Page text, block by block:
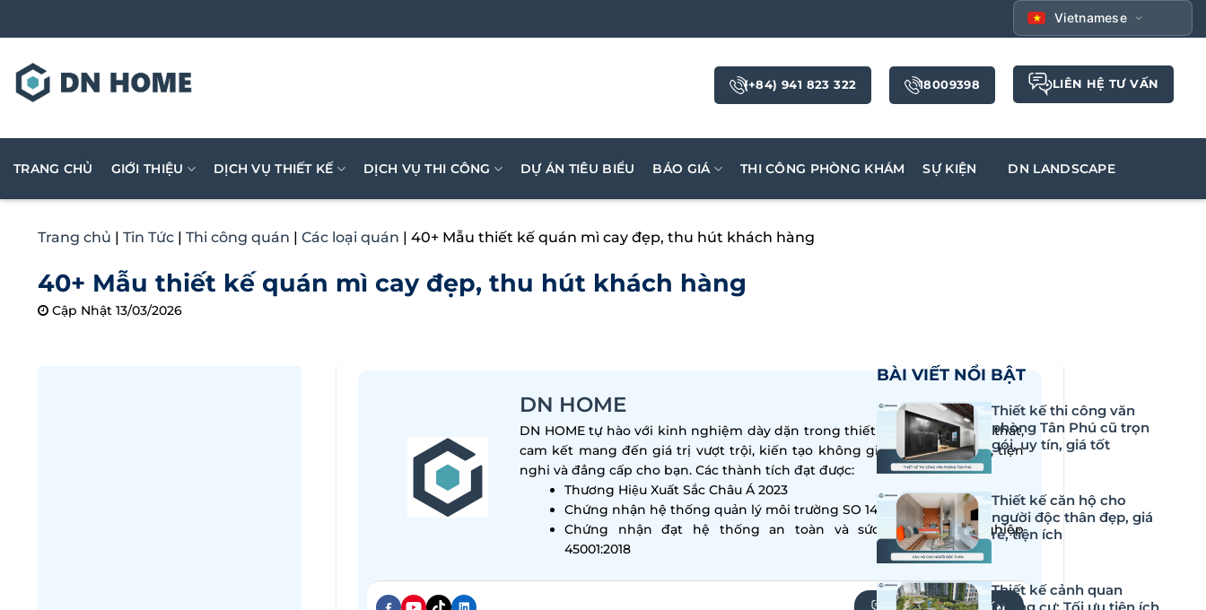
qua
dung
Vietnamese
(+84) 941 823 322 18009398 LIÊN HỆ TƯ VẤN
TRANG CHỦ GIỚI THIỆU DỊCH VỤ THIẾT KẾ DỊCH VỤ THI CÔNG DỰ ÁN TIÊU BIỂU BÁO GIÁ THI CÔNG PHÒNG KHÁM SỰ KIỆN DN LANDSCAPE
Trang chủ | Tin Tức | Thi công quán | Các loại quán | 40+ Mẫu thiết kế quán mì cay đẹp, thu hút khách hàng
40+ Mẫu thiết kế quán mì cay đẹp, thu hút khách hàng
Cập Nhật 13/03/2026
DN HOME
DN HOME tự hào với kinh nghiệm dày dặn trong thiết kế – thi công nội thất,
cam kết mang đến giá trị vượt trội, kiến tạo không gian sống hiện đại, tiện
nghi và đẳng cấp cho bạn. Các thành tích đạt được:
Thương Hiệu Xuất Sắc Châu Á 2023
Chứng nhận hệ thống quản lý môi trường SO 14001:2015
Chứng nhận đạt hệ thống an toàn và sức khỏe nghề nghiệp
45001:2018
BÀI VIẾT NỔI BẬT
Thiết kế thi công văn
phòng Tân Phú cũ trọn
gói, uy tín, giá tốt
Thiết kế căn hộ cho
người độc thân đẹp, giá
rẻ, tiện ích
Thiết kế cảnh quan